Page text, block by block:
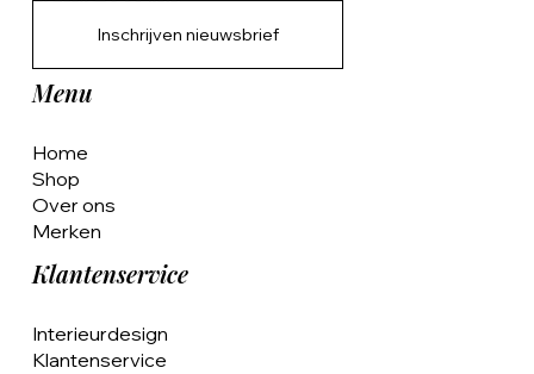
Inschrijven nieuwsbrief
Menu
Home
Shop
Over ons
Merken
Klantenservice
Interieurdesign
Klantenservice